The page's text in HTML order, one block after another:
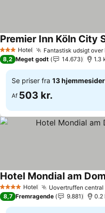
3 StjernerHotel Fantastisk udsigt
Premier Inn Köln City
8,2 Meget godt 14.673 1.3
Se priser fra 13 hjemmesider
Af 503 kr.
4 StjernerHotel Uovertruffen central
Hotel Mondial am
8,7 Fremragende 9.881 0.2